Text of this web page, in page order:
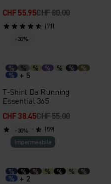
CHF 55.95CHF 80.00
(71)
-30%
% % % % % %
%
%
+ 5
T-Shirt Da Running
Essential 365
CHF 38.45CHF 55.00
(59)
-30%
Impermeabile
% % % % % %
%
% + 2